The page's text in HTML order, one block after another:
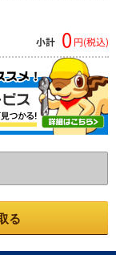
小計 0 円(税込)
る